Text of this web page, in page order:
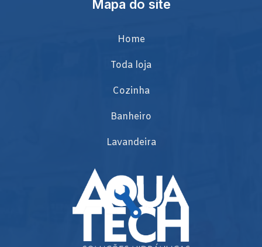
Mapa do site
Home
Toda loja
Cozinha
Banheiro
Lavandeira